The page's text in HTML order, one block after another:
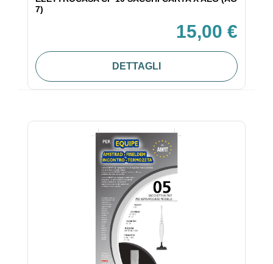
7)
15,00 €
DETTAGLI